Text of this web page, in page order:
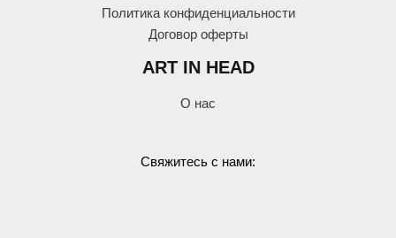
Политика конфиденциальности
Договор оферты
ART IN HEAD
О нас
Свяжитесь с нами: